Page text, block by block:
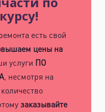
есть свой
цены на
услуги ПО
, несмотря на
заказывайте